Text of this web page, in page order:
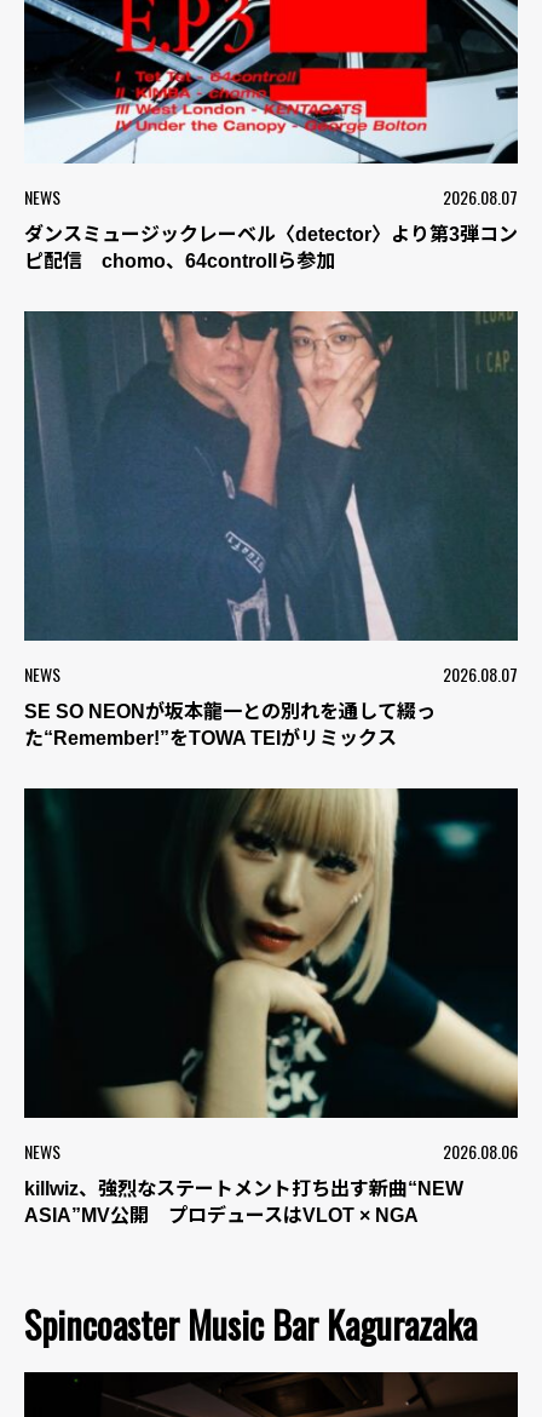
NEWS 2026.08.07
ダンスミュージックレーベル〈detector〉より第3弾コン
ピ配信 chomo、64controllら参加
NEWS 2026.08.07
SE SO NEONが坂本龍一との別れを通して綴っ
た“Remember!”をTOWA TEIがリミックス
NEWS 2026.08.06
killwiz、強烈なステートメント打ち出す新曲“NEW
ASIA”MV公開 プロデュースはVLOT × NGA
Spincoaster Music Bar Kagurazaka